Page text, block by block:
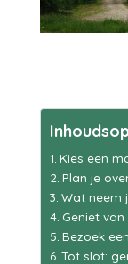
Kies een
Plan je
Wat neem
Geniet
Bezoek
Tot slot: